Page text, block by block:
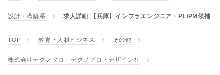
設計・構築系 求人詳細 【兵庫】インフラエンジニア・PL/PM候補
TOP 教育・人材ビジネス その他
株式会社テクノプロ テクノプロ・デザイン社